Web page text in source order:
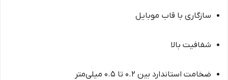
سازگاری با قاب موبایل
شفافیت بالا
ضخامت استاندارد بین ۰.۲ تا ۰.۵ میلی‌متر